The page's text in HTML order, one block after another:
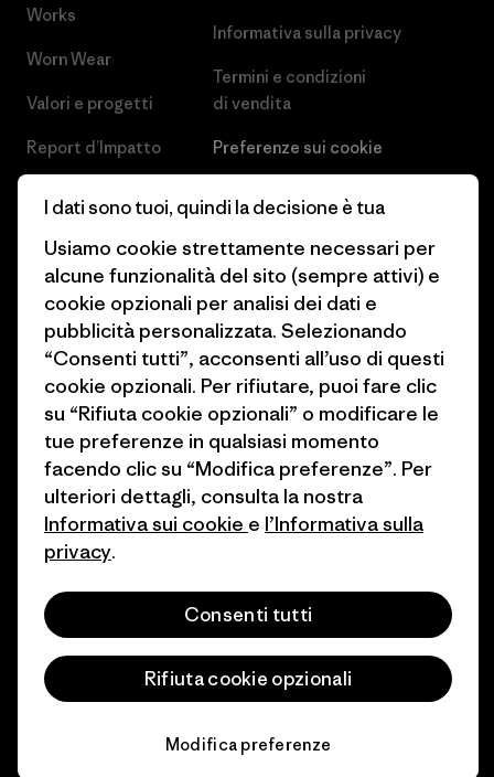
Works
Worn Wear
Valori e progetti
Report d’Impatto
Obiettivi climatici
1% For The Planet
Come finanziamo
Buoni regalo
Trova un negozio
Informativa sulla privacy
Termini e condizioni
di vendita
Preferenze sui cookie
Industry program
Programma di affiliazione
Patagonia Svizzera Mappa del
sito
© 2026 Patagonia, Inc. All Rights Reserved.
I dati sono tuoi, quindi la decisione è tua
Usiamo cookie strettamente necessari per
alcune funzionalità del sito (sempre attivi) e
cookie opzionali per analisi dei dati e
pubblicità personalizzata. Selezionando
“Consenti tutti”, acconsenti all’uso di questi
cookie opzionali. Per rifiutare, puoi fare clic
su “Rifiuta cookie opzionali” o modificare le
tue preferenze in qualsiasi momento
facendo clic su “Modifica preferenze”. Per
ulteriori dettagli, consulta la nostra
Informativa sui cookie e l’Informativa sulla
privacy.
Consenti tutti
Rifiuta cookie opzionali
Modifica preferenze